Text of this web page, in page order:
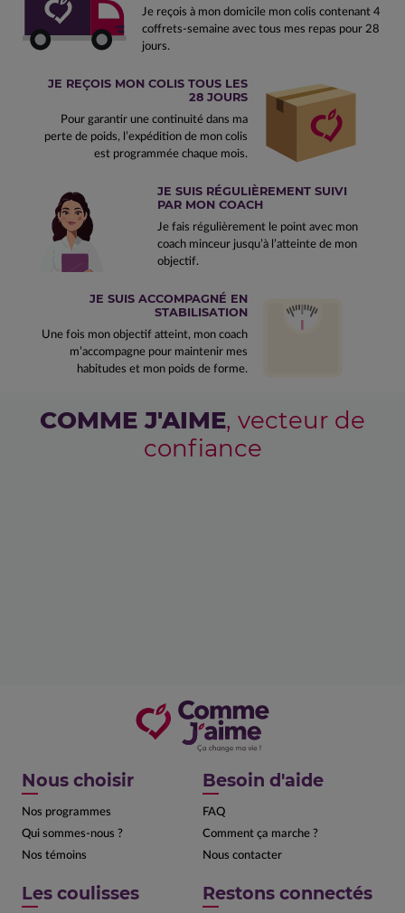
Je reçois à mon domicile mon colis contenant 4
coffrets-semaine avec tous mes repas pour 28
jours.
JE REÇOIS MON COLIS TOUS LES
28 JOURS
Pour garantir une continuité dans ma
perte de poids, l’expédition de mon colis
est programmée chaque mois.
JE SUIS RÉGULIÈREMENT SUIVI
PAR MON COACH
Je fais régulièrement le point avec mon
coach minceur jusqu’à l’atteinte de mon
objectif.
JE SUIS ACCOMPAGNÉ EN
STABILISATION
Une fois mon objectif atteint, mon coach
m’accompagne pour maintenir mes
habitudes et mon poids de forme.
COMME J'AIME, vecteur de
confiance
Nous choisir
Nos programmes
Qui sommes-nous ?
Nos témoins
Besoin d'aide
FAQ
Comment ça marche ?
Nous contacter
Les coulisses Restons connectés